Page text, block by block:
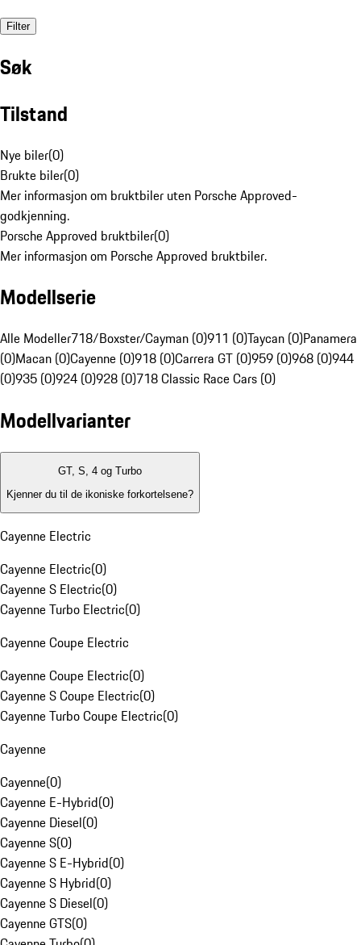
Filter
Søk
Tilstand
Nye biler(0)
Brukte biler(0)
Mer informasjon om bruktbiler uten Porsche Approved-
godkjenning.
Porsche Approved bruktbiler(0)
Mer informasjon om Porsche Approved bruktbiler.
Modellserie
Alle Modeller718/Boxster/Cayman (0)911 (0)Taycan (0)Panamera
(0)Macan (0)Cayenne (0)918 (0)Carrera GT (0)959 (0)968 (0)944
(0)935 (0)924 (0)928 (0)718 Classic Race Cars (0)
Modellvarianter
GT, S, 4 og Turbo
Kjenner du til de ikoniske forkortelsene?
Cayenne Electric
Cayenne Electric(0)
Cayenne S Electric(0)
Cayenne Turbo Electric(0)
Cayenne Coupe Electric
Cayenne Coupe Electric(0)
Cayenne S Coupe Electric(0)
Cayenne Turbo Coupe Electric(0)
Cayenne
Cayenne(0)
Cayenne E-Hybrid(0)
Cayenne Diesel(0)
Cayenne S(0)
Cayenne S E-Hybrid(0)
Cayenne S Hybrid(0)
Cayenne S Diesel(0)
Cayenne GTS(0)